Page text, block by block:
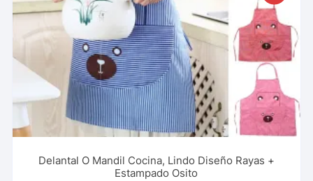
Delantal O Mandil Cocina, Lindo Diseño Rayas +
Estampado Osito